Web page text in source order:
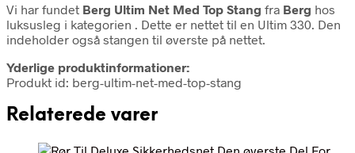
Vi har fundet Berg Ultim Net Med Top Stang fra Berg hos
luksusleg i kategorien . Dette er nettet til en Ultim 330. Den
indeholder også stangen til øverste på nettet.
Yderlige produktinformationer:
Produkt id: berg-ultim-net-med-top-stang
Relaterede varer